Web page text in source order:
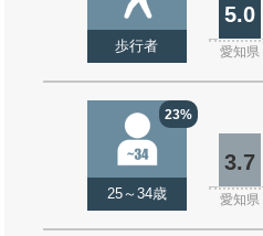
歩行者
5.0
愛知県
23%
25～34歳
3.7
愛知県